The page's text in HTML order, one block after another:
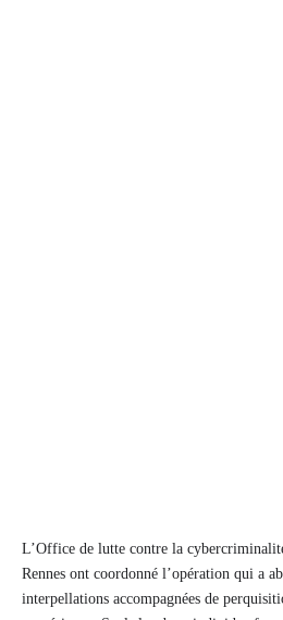
L’Office de lutte contre la
Rennes ont coordonné l’opération qui a
interpellations accompagnées de